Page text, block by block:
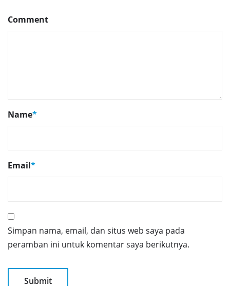
Comment
Name*
Email*
Simpan nama, email, dan situs web saya pada
peramban ini untuk komentar saya berikutnya.